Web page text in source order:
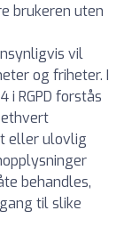
brukeren uten
vil
og friheter. I
RGPD forstås
eller ulovlig
behandles,
til slike